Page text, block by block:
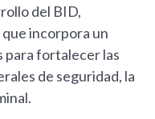
del BID,
incorpora un
para fortalecer las
de seguridad, la